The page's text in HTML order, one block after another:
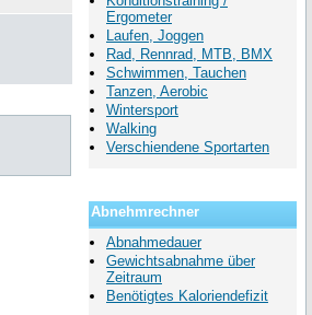
Ergometer
Laufen, Joggen
Rad, Rennrad, MTB, BMX
Schwimmen, Tauchen
Tanzen, Aerobic
Wintersport
Walking
Verschiendene Sportarten
Abnehmrechner
Abnahmedauer
Gewichtsabnahme über
Zeitraum
Benötigtes Kaloriendefizit